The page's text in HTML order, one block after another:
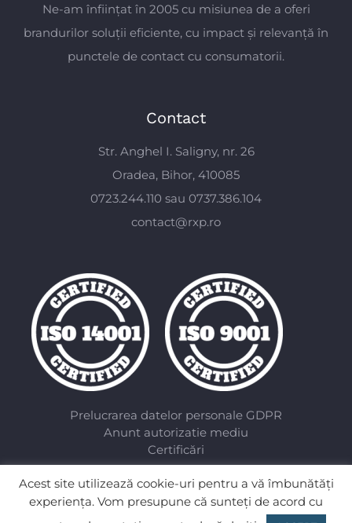
Ne-am înființat în 2005 cu misiunea de a oferi
brandurilor soluții eficiente, cu impact și relevanță în
punctele de contact cu consumatorii.
Contact
Str. Anghel I. Saligny, nr. 26
Oradea, Bihor, 410085
0723.244.110 sau 0737.386.104
contact@rxp.ro
Prelucrarea datelor personale GDPR
Anunt autorizatie mediu
Certificări
Acest site utilizează cookie-uri pentru a vă îmbunătăți
experiența. Vom presupune că sunteţi de acord cu